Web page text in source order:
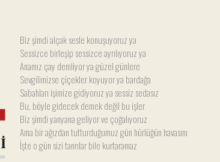
Biz şimdi alçak sesle konuşuyoruz ya
Sessizce birleşip sessizce ayrılıyoruz ya
Anamız çay demliyor ya güzel günlere
Sevgilimizse çiçekler koyuyor ya bardağa
Sabahları işimize gidiyoruz ya sessiz sedasız
Bu, böyle gidecek demek değil bu işler
Biz şimdi yanyana geliyor ve çoğalıyoruz
Ama bir ağızdan tutturduğumuz gün hürlüğün havasını
İşte o gün sizi tanrılar bile kurtaramaz